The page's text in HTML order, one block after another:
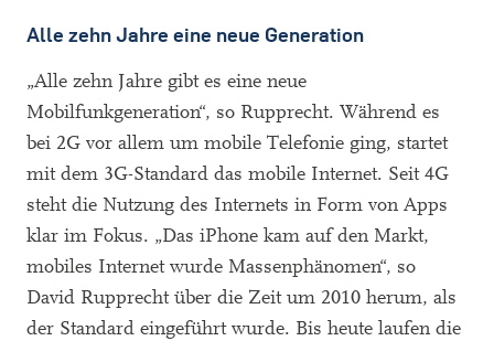
Alle zehn Jahre eine neue Generation
„Alle zehn Jahre gibt es eine neue
Mobilfunkgeneration“, so Rupprecht. Während es
bei 2G vor allem um mobile Telefonie ging, startet
mit dem 3G-Standard das mobile Internet. Seit 4G
steht die Nutzung des Internets in Form von Apps
klar im Fokus. „Das iPhone kam auf den Markt,
mobiles Internet wurde Massenphänomen“, so
David Rupprecht über die Zeit um 2010 herum, als
der Standard eingeführt wurde. Bis heute laufen die